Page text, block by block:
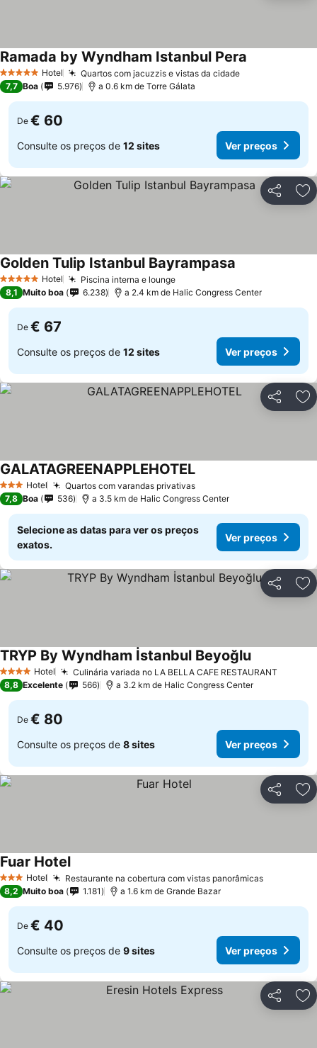
5 Estrelas Hotel Quartos com jacuzzis e vistas da cidadeVer preços
Ramada by Wyndham Istanbul Pera
7,7 Boa 5.976 a 0.6 km de Torre Gálata
De € 60
Consulte os preços de 12 sites Ver preços
Partilhar
5 Estrelas Hotel Piscina interna e loungeVer preços
Golden Tulip Istanbul Bayrampasa
8,1 Muito boa 6.238 a 2.4 km de Halic Congress Center
De € 67
Consulte os preços de 12 sites Ver preços
Partilhar
3 EstrelasHotel Quartos com varandas privativasVer preços
GALATAGREENAPPLEHOTELVer preços
7,8 Boa 536 a 3.5 km de Halic Congress Center
Selecione as datas para ver os preços
exatos.
Ver preços
Partilhar
4 EstrelasHotel Culinária variada no LA BELLA CAFE RESTAURANT
TRYP By Wyndham İstanbul BeyoğluVer preços
8,8 Excelente 566 a 3.2 km de Halic Congress Center
De € 80
Consulte os preços de 8 sites Ver preços
Partilhar
3 EstrelasHotel Restaurante na cobertura com vistas panorâmicasVer
Fuar HotelVer preços
8,2 Muito boa 1.181 a 1.6 km de Grande Bazar
De € 40
Consulte os preços de 9 sites Ver preços
Partilhar